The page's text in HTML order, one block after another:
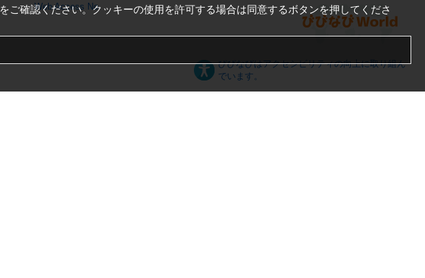
Web Access No.
びびなびはアクセシビリティの向上に取り組ん
でいます。
をご確認ください。クッキーの使用を許可する場合は同意するボタンを押してくださ